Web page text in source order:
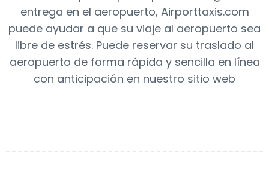
entrega en el aeropuerto, Airporttaxis.com
puede ayudar a que su viaje al aeropuerto sea
libre de estrés. Puede reservar su traslado al
aeropuerto de forma rápida y sencilla en línea
con anticipación en nuestro sitio web